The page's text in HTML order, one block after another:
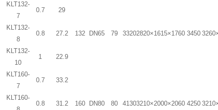
KLT132-
7
0.7 29
132 DN65 79 33202820×1615×1760 3450
KLT132-
8
0.8 27.2
KLT132-
10
1 22.9
KLT160-
7
0.7 33.2
160 DN80 80 41303210×2000×2060 4250
KLT160-
0.8 31.2